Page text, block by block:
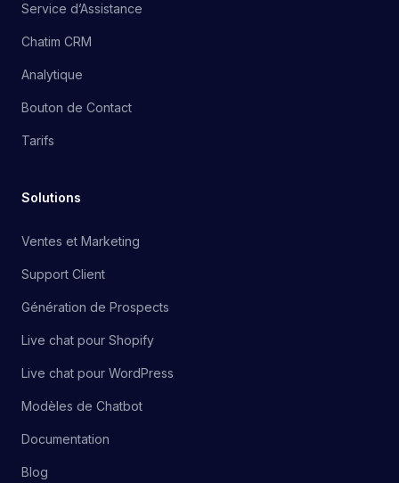
Service d’Assistance
Chatim CRM
Analytique
Bouton de Contact
Tarifs
Solutions
Ventes et Marketing
Support Client
Génération de Prospects
Live chat pour Shopify
Live chat pour WordPress
Modèles de Chatbot
Documentation
Blog